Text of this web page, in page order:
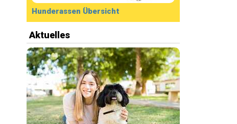
Hunderassen Übersicht
Aktuelles